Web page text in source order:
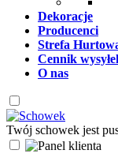
Dekoracje
Producenci
Strefa
Cennik
O nas
Twój schowek jest